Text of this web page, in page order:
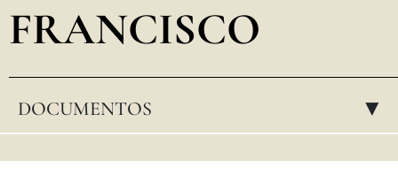
POLSKI
FRANCISCO
DOCUMENTOS ▸